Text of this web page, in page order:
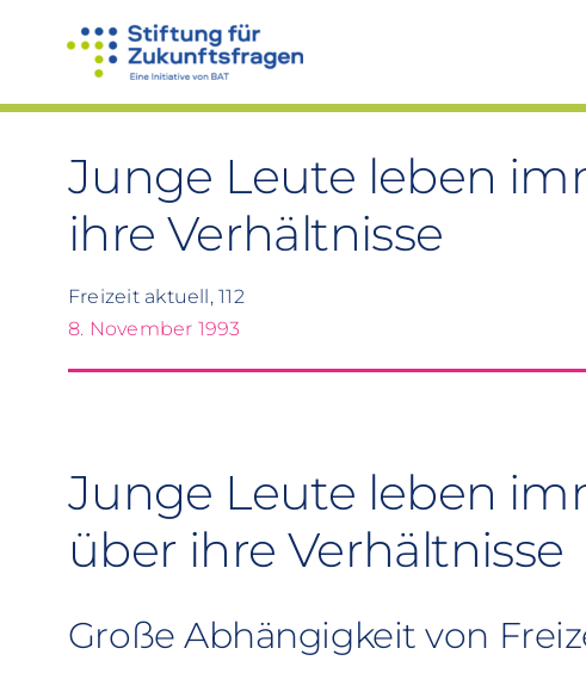
Junge Leute leben
ihre Verhältnisse
Freizeit aktuell, 112
8. November 1993
Junge Leute leben
über ihre Verhältnisse
Große Abhängigkeit von